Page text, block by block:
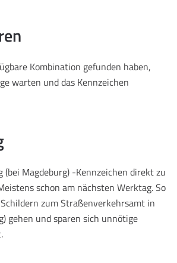
Kombination gefunden haben,
warten und das Kennzeichen
Magdeburg) -Kennzeichen direkt zu
schon am nächsten Werktag. So
zum Straßenverkehrsamt in
gehen und sparen sich unnötige